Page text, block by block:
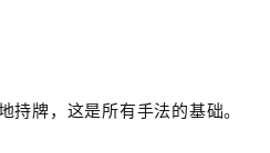
持牌，这是所有手法的基础。